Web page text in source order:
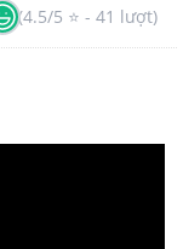
(4.5/5 ⭐ - 41 lượt)